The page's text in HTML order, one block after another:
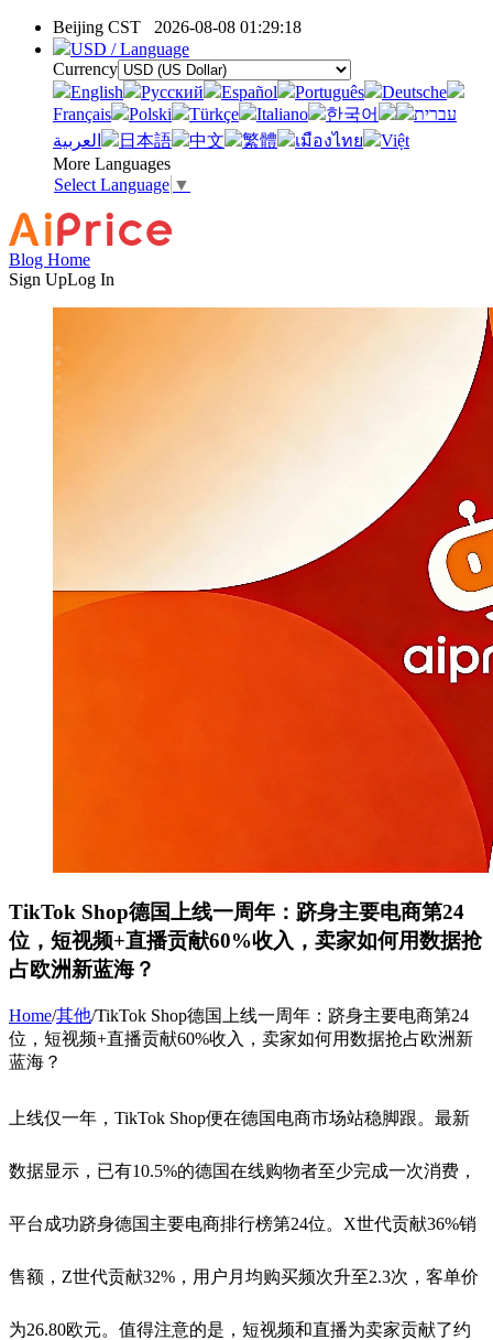
Beijing CST 2026-08-08 01:29:18
USD / Language
Currency
English
Pусский Español Português
Deutsche
Français
Polski Türkçe Italiano 한국어
עברית
العربية
日本語 中文 繁體 เมืองไทย
Việt
More Languages
Select Language ▼
Blog Home
Sign UpLog In
TikTok Shop德国上线一周年：跻身主要电商第24
位，短视频+直播贡献60%收入，卖家如何用数据抢
占欧洲新蓝海？
Home/其他/TikTok Shop德国上线一周年：跻身主要电商第24
位，短视频+直播贡献60%收入，卖家如何用数据抢占欧洲新
蓝海？
上线仅一年，TikTok Shop便在德国电商市场站稳脚跟。最新
数据显示，已有10.5%的德国在线购物者至少完成一次消费，
平台成功跻身德国主要电商排行榜第24位。X世代贡献36%销
售额，Z世代贡献32%，用户月均购买频次升至2.3次，客单价
为26.80欧元。值得注意的是，短视频和直播为卖家贡献了约